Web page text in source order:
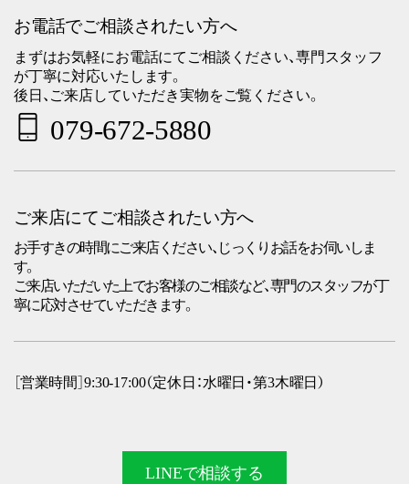
お電話でご相談されたい方へ
まずはお気軽にお電話にてご相談ください、専門スタッフ
が丁寧に対応いたします。
後日、ご来店していただき実物をご覧ください。
079-672-5880
ご来店にてご相談されたい方へ
お手すきの時間にご来店ください、じっくりお話をお伺いしま
す。
ご来店いただいた上でお客様のご相談など、専門のスタッフが丁
寧に応対させていただきます。
［営業時間］9:30-17:00（定休日：水曜日・第3木曜日）
LINEで相談する